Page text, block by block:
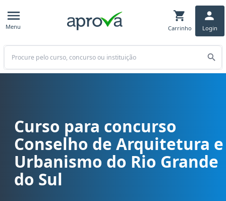
Menu Carrinho Login
Buscar
Curso para concurso CAU RS - Conselho de Arquitetura e
Curso para concurso
Conselho de Arquitetura e
Urbanismo do Rio Grande
do Sul